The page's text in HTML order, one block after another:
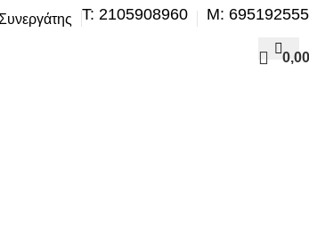
Τ: 2105908960 M:
0,00